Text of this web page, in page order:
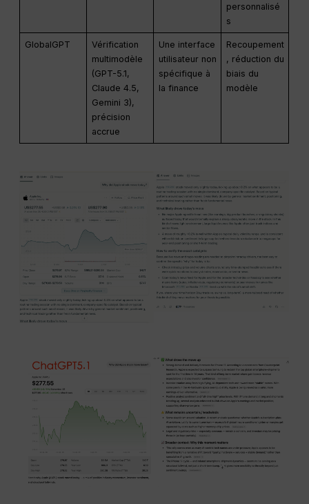
personnalisé
s
GlobalGPT
Vérification
multimodèle
(GPT-5.1,
Claude 4.5,
Gemini 3),
précision
accrue
Une interface
utilisateur non
spécifique à
la finance
Recoupement
, réduction du
biais du
modèle